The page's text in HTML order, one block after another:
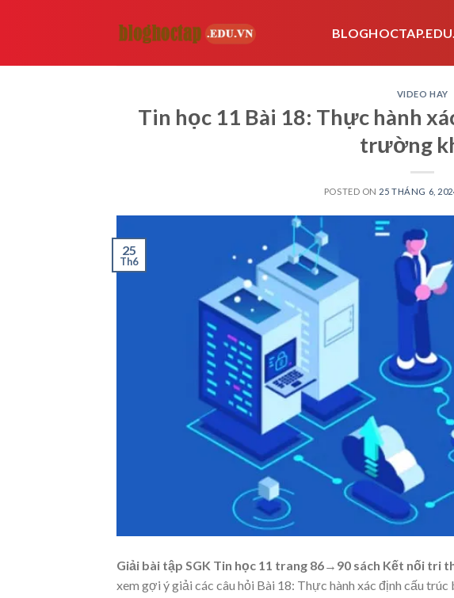
VIDEO HAY
Tin học 11 Bài 18: Thực hành
trường
POSTED ON 25 THÁNG 6,
25
Th6
Giải bài tập SGK Tin học 11 trang 86→90 sách Kết nối tri
xem gợi ý giải các câu hỏi Bài 18: Thực hành xác định cấu